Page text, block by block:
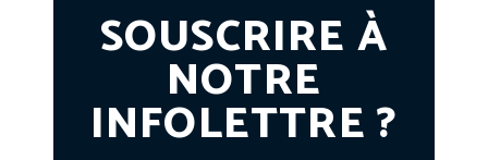
SOUSCRIRE À
NOTRE
INFOLETTRE ?